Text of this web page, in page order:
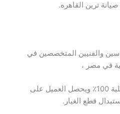
ترين القاهره.
والفنيين المتخصصين في
في مصر ،
نقوم أيضًا بتركيب قطع غيار أصلية 100٪ ويحصل العميل على
قطع الغيار.